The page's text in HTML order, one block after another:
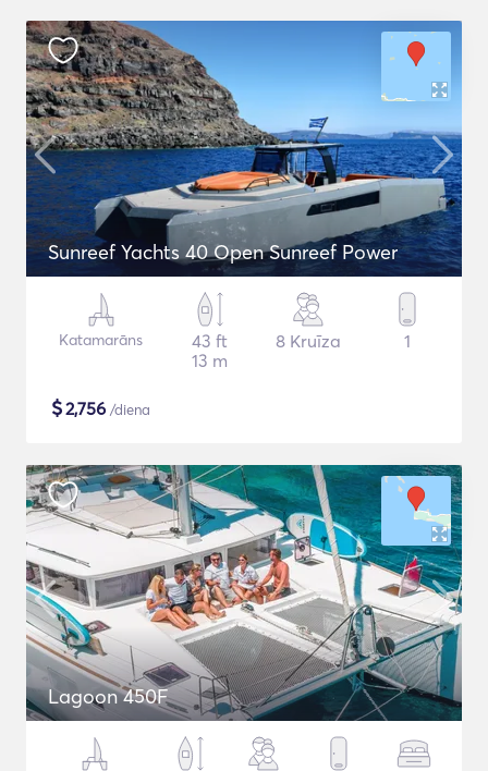
Sunreef Yachts 40 Open Sunreef Power
Katamarāns
43 ft
13 m
8 Kruīza 1
$2,756 /diena
Lagoon 450F